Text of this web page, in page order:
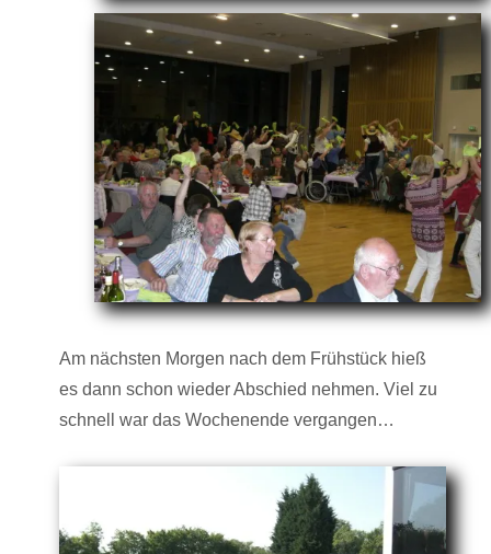
Am nächsten Morgen nach dem Frühstück hieß
es dann schon wieder Abschied nehmen. Viel zu
schnell war das Wochenende vergangen…